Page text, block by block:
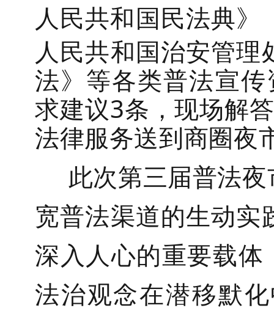
人民共和国民法典》
人民共和国治安管理
法》 等各类普法宣
求建议3条，现场解
法律服务送到商圈夜
此次第三届普法
宽普法渠道的生动
深入人心的重要载体
法治观念在潜移默